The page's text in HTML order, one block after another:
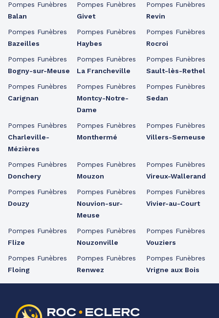
Pompes Funèbres
Balan
Pompes Funèbres
Bazeilles
Pompes Funèbres
Bogny-sur-Meuse
Pompes Funèbres
Carignan
Pompes Funèbres
Charleville-
Mézières
Pompes Funèbres
Donchery
Pompes Funèbres
Douzy
Pompes Funèbres
Flize
Pompes Funèbres
Floing
Pompes Funèbres
Givet
Pompes Funèbres
Haybes
Pompes Funèbres
La Francheville
Pompes Funèbres
Montcy-Notre-
Dame
Pompes Funèbres
Monthermé
Pompes Funèbres
Mouzon
Pompes Funèbres
Nouvion-sur-
Meuse
Pompes Funèbres
Nouzonville
Pompes Funèbres
Renwez
Pompes Funèbres
Revin
Pompes Funèbres
Rocroi
Pompes Funèbres
Sault-lès-Rethel
Pompes Funèbres
Sedan
Pompes Funèbres
Villers-Semeuse
Pompes Funèbres
Vireux-Wallerand
Pompes Funèbres
Vivier-au-Court
Pompes Funèbres
Vouziers
Pompes Funèbres
Vrigne aux Bois